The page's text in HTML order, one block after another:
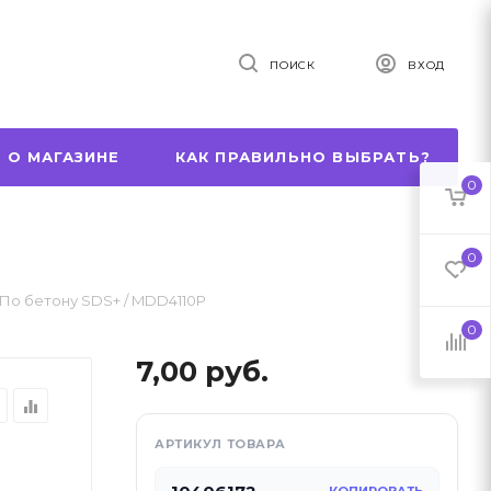
ПОИСК ВХОД
МАГАЗИНЕ КАК ПРАВИЛЬНО ВЫБРАТЬ?
0
0
0
бетону SDS+ / MDD4110P
equalizer
7,00 руб.
АРТИКУЛ ТОВАРА